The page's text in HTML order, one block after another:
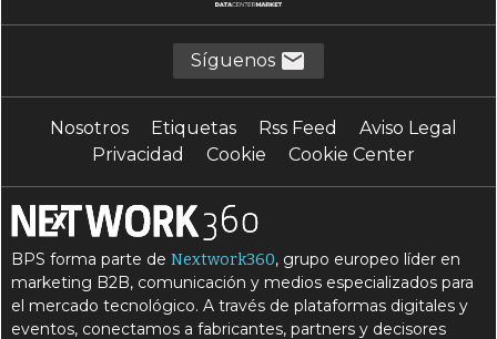
Síguenos
Nosotros Etiquetas Rss Feed
Aviso Legal
Privacidad
Cookie Cookie Center
BPS forma parte deNextwork360, grupo europeo líder en
marketing B2B, comunicación y medios especializados para
el mercado tecnológico. A través de plataformas digitales y
eventos, conectamos a fabricantes, partners y decisores